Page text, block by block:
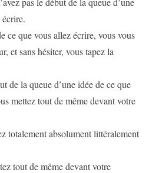
ce que vous allez écrire, vous vous
et sans hésiter, vous tapez la
de la queue d’une idée de ce que
mettez tout de même devant votre
totalement absolument littéralement
tout de même devant votre